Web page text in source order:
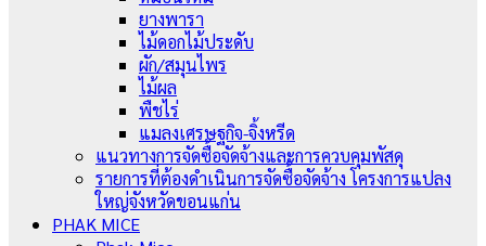
ยางพารา
ไม้ดอกไม้ประดับ
ผัก/สมุนไพร
ไม้ผล
พืชไร่
แมลงเศรษฐกิจ-จิ้งหรีด
แนวทางการจัดซื้อจัดจ้างและการควบคุมพัสดุ
รายการที่ต้องดำเนินการจัดซื้อจัดจ้าง โครงการแปลง
ใหญ่จังหวัดขอนแก่น
PHAK MICE